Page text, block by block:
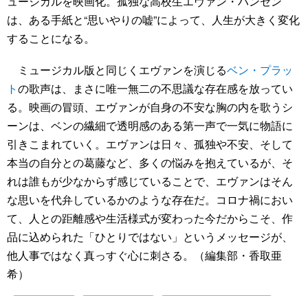
は、ある手紙と“思いやりの嘘”によって、人生が大きく変化
することになる。
ミュージカル版と同じくエヴァンを演じるベン・プラッ
トの歌声は、まさに唯一無二の不思議な存在感を放ってい
る。映画の冒頭、エヴァンが自身の不安な胸の内を歌うシ
ーンは、ベンの繊細で透明感のある第一声で一気に物語に
引きこまれていく。エヴァンは日々、孤独や不安、そして
本当の自分との葛藤など、多くの悩みを抱えているが、そ
れは誰もが少なからず感じていることで、エヴァンはそん
な思いを代弁しているかのような存在だ。コロナ禍におい
て、人との距離感や生活様式が変わった今だからこそ、作
品に込められた「ひとりではない」というメッセージが、
他人事ではなく真っすぐ心に刺さる。（編集部・香取亜
希）